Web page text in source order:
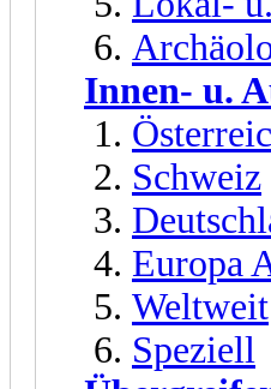
Innen- u.
Schweiz
Europa
Weltweit
Speziell